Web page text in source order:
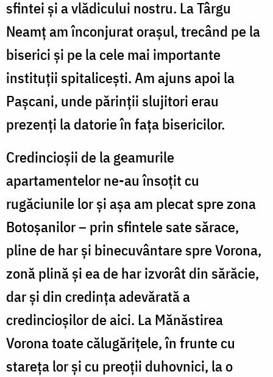
sfintei și a vlădicului nostru. La Târgu
Neamț am înconjurat orașul, trecând pe la
biserici și pe la cele mai importante
instituții spitalicești. Am ajuns apoi la
Pașcani, unde părinții slujitori erau
prezenți la datorie în fața bisericilor.
Credincioșii de la geamurile
apartamentelor ne-au însoțit cu
rugăciunile lor și așa am plecat spre zona
Botoșanilor – prin sfintele sate sărace,
pline de har și binecuvântare spre Vorona,
zonă plină și ea de har izvorât din sărăcie,
dar și din credința adevărată a
credincioșilor de aici. La Mănăstirea
Vorona toate călugărițele, în frunte cu
stareța lor și cu preoții duhovnici, la o